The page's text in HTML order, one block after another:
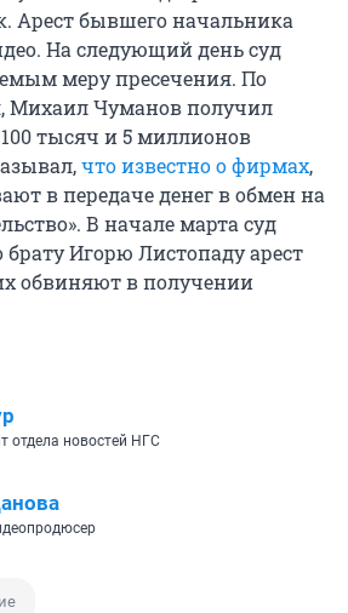
Арест бывшего начальника
На следующий день суд
меру пресечения. По
Михаил Чуманов получил
тысяч и 5 миллионов
что известно о фирмах,
в передаче денег в обмен на
В начале марта суд
брату Игорю Листопаду арест
обвиняют в получении
отдела новостей НГС